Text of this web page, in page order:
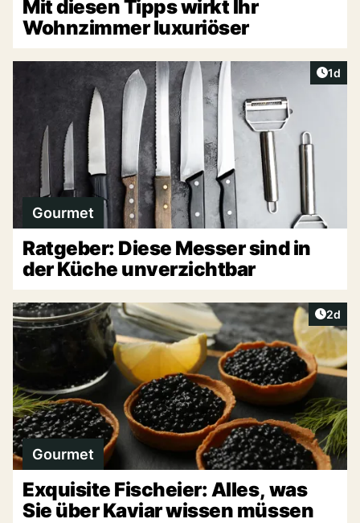
Mit diesen Tipps wirkt Ihr
Wohnzimmer luxuriöser
1d
Gourmet
Ratgeber: Diese Messer sind in
der Küche unverzichtbar
2d
Gourmet
Exquisite Fischeier: Alles, was
Sie über Kaviar wissen müssen